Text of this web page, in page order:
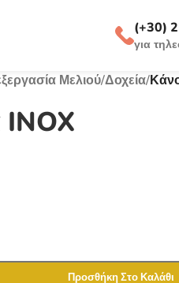
(+30)
για
Μελιού/Δοχεία/
Προσθήκη Στο Καλάθι